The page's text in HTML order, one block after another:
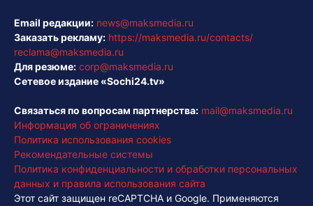
Email редакции: news@maksmedia.ru
Заказать рекламу: https://maksmedia.ru/contacts/
reclama@maksmedia.ru
Для резюме: corp@maksmedia.ru
Сетевое издание «Sochi24.tv»
Связаться по вопросам партнерства: mail@maksmedia.ru
Информация об ограничениях
Политика использования cookies
Рекомендательные системы
Политика конфиденциальности и обработки персональных
данных и правила использования сайта
Этот сайт защищен reCAPTCHA и Google. Применяются